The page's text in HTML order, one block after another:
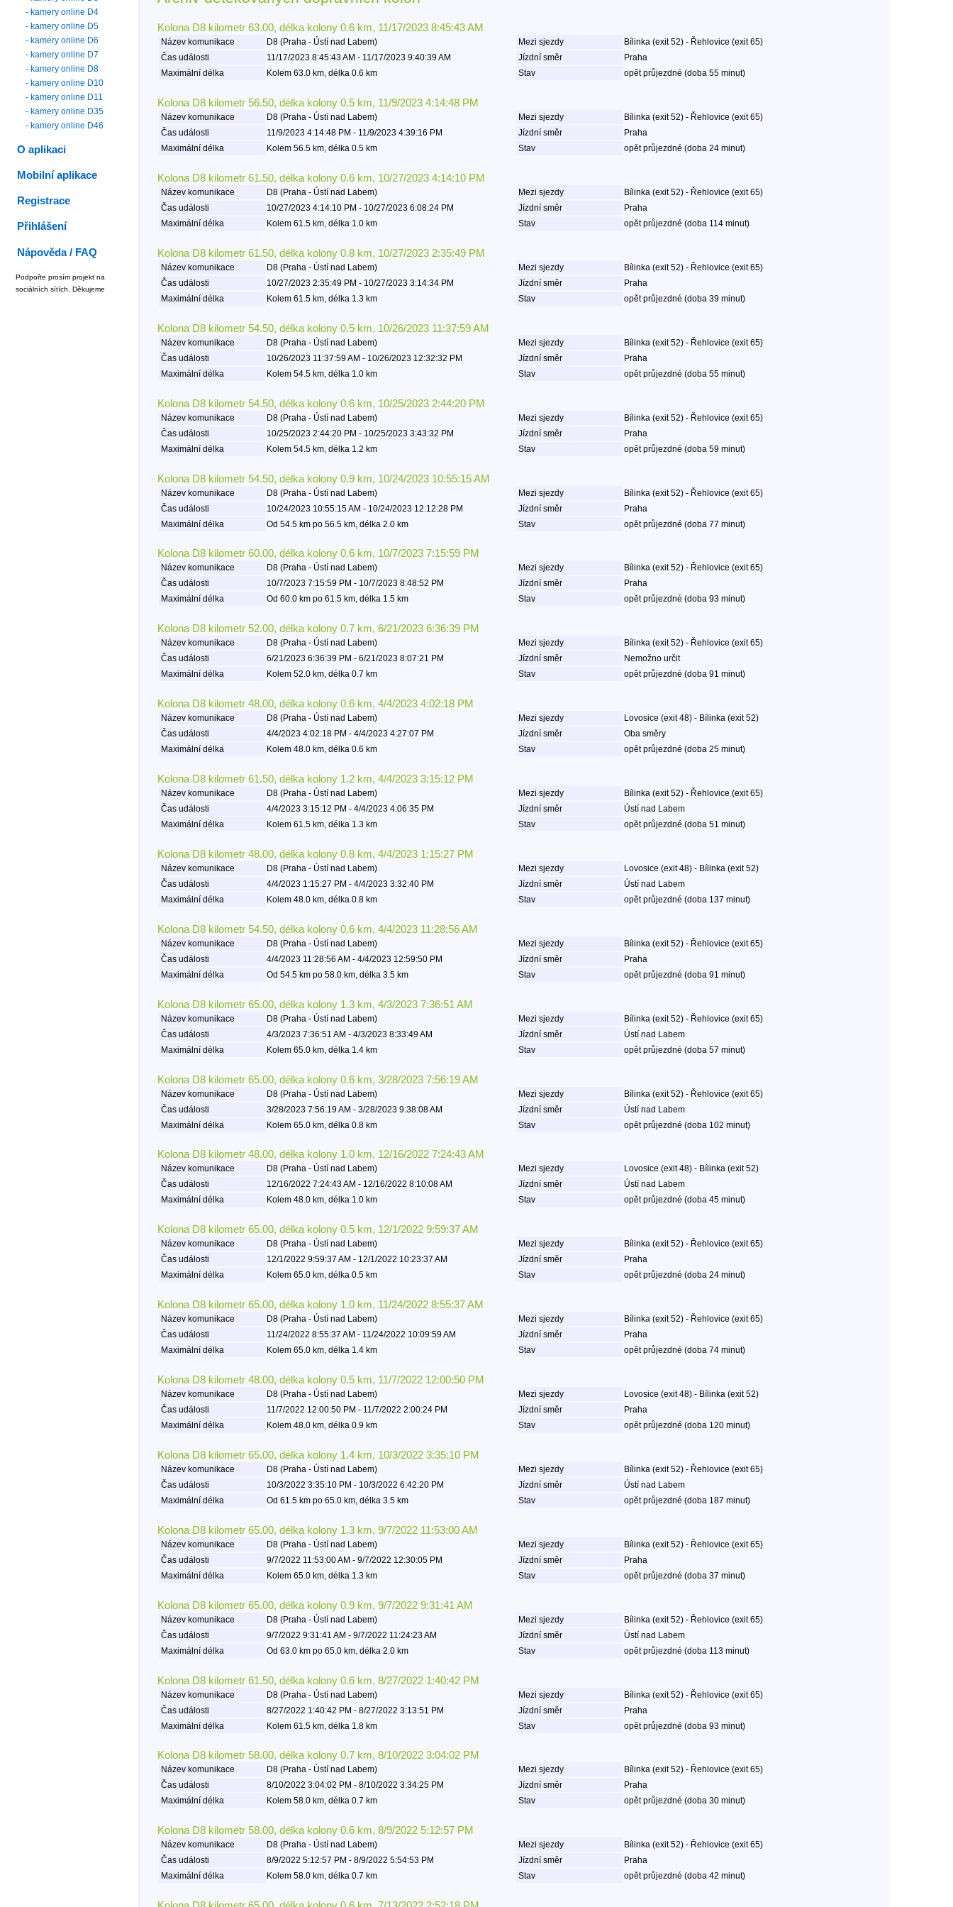
Kolona D8 kilometr 63.00, délka kolony 0.6 km, 11/17/2023 8:45:43 AM
Název komunikace D8 (Praha - Ústí nad Labem) Mezi sjezdy
Bílinka (exit 52) - Řehlovice (exit 65)
Čas události
11/17/2023 8:45:43 AM - 11/17/2023 9:40:39 AM Jízdní směr
Praha
Maximální délka
Kolem 63.0 km, délka 0.6 km Stav opět průjezdné (doba 55 minut)
Kolona D8 kilometr 56.50, délka kolony 0.5 km, 11/9/2023 4:14:48 PM
Název komunikace D8 (Praha - Ústí nad Labem) Mezi sjezdy
Bílinka (exit 52) - Řehlovice (exit 65)
Čas události
11/9/2023 4:14:48 PM - 11/9/2023 4:39:16 PM Jízdní směr
Praha
Maximální délka
Kolem 56.5 km, délka 0.5 km Stav opět průjezdné (doba 24 minut)
Kolona D8 kilometr 61.50, délka kolony 0.6 km, 10/27/2023 4:14:10 PM
Název komunikace D8 (Praha - Ústí nad Labem) Mezi sjezdy
Bílinka (exit 52) - Řehlovice (exit 65)
Čas události
10/27/2023 4:14:10 PM - 10/27/2023 6:08:24 PM Jízdní směr
Praha
Maximální délka
Kolem 61.5 km, délka 1.0 km Stav opět průjezdné (doba 114 minut)
Kolona D8 kilometr 61.50, délka kolony 0.8 km, 10/27/2023 2:35:49 PM
Název komunikace D8 (Praha - Ústí nad Labem) Mezi sjezdy
Bílinka (exit 52) - Řehlovice (exit 65)
Čas události
10/27/2023 2:35:49 PM - 10/27/2023 3:14:34 PM Jízdní směr
Praha
Maximální délka
Kolem 61.5 km, délka 1.3 km Stav opět průjezdné (doba 39 minut)
Kolona D8 kilometr 54.50, délka kolony 0.5 km, 10/26/2023 11:37:59 AM
Název komunikace D8 (Praha - Ústí nad Labem) Mezi sjezdy
Bílinka (exit 52) - Řehlovice (exit 65)
Čas události
10/26/2023 11:37:59 AM - 10/26/2023 12:32:32 PM Jízdní směr
Praha
Maximální délka
Kolem 54.5 km, délka 1.0 km Stav opět průjezdné (doba 55 minut)
Kolona D8 kilometr 54.50, délka kolony 0.6 km, 10/25/2023 2:44:20 PM
Název komunikace D8 (Praha - Ústí nad Labem) Mezi sjezdy
Bílinka (exit 52) - Řehlovice (exit 65)
Čas události
10/25/2023 2:44:20 PM - 10/25/2023 3:43:32 PM Jízdní směr
Praha
Maximální délka
Kolem 54.5 km, délka 1.2 km Stav opět průjezdné (doba 59 minut)
Kolona D8 kilometr 54.50, délka kolony 0.9 km, 10/24/2023 10:55:15 AM
Název komunikace D8 (Praha - Ústí nad Labem) Mezi sjezdy
Bílinka (exit 52) - Řehlovice (exit 65)
Čas události
10/24/2023 10:55:15 AM - 10/24/2023 12:12:28 PM Jízdní směr
Praha
Maximální délka
Od 54.5 km po 56.5 km, délka 2.0 km Stav opět průjezdné (doba 77 minut)
Kolona D8 kilometr 60.00, délka kolony 0.6 km, 10/7/2023 7:15:59 PM
Název komunikace D8 (Praha - Ústí nad Labem) Mezi sjezdy
Bílinka (exit 52) - Řehlovice (exit 65)
Čas události
10/7/2023 7:15:59 PM - 10/7/2023 8:48:52 PM Jízdní směr
Praha
Maximální délka
Od 60.0 km po 61.5 km, délka 1.5 km Stav opět průjezdné (doba 93 minut)
Kolona D8 kilometr 52.00, délka kolony 0.7 km, 6/21/2023 6:36:39 PM
Název komunikace D8 (Praha - Ústí nad Labem) Mezi sjezdy
Bílinka (exit 52) - Řehlovice (exit 65)
Čas události
6/21/2023 6:36:39 PM - 6/21/2023 8:07:21 PM Jízdní směr
Nemožno určit
Maximální délka
Kolem 52.0 km, délka 0.7 km Stav opět průjezdné (doba 91 minut)
Kolona D8 kilometr 48.00, délka kolony 0.6 km, 4/4/2023 4:02:18 PM
Název komunikace D8 (Praha - Ústí nad Labem) Mezi sjezdy
Lovosice (exit 48) - Bílinka (exit 52)
Čas události
4/4/2023 4:02:18 PM - 4/4/2023 4:27:07 PM Jízdní směr
Oba směry
Maximální délka
Kolem 48.0 km, délka 0.6 km Stav opět průjezdné (doba 25 minut)
Kolona D8 kilometr 61.50, délka kolony 1.2 km, 4/4/2023 3:15:12 PM
Název komunikace D8 (Praha - Ústí nad Labem) Mezi sjezdy
Bílinka (exit 52) - Řehlovice (exit 65)
Čas události
4/4/2023 3:15:12 PM - 4/4/2023 4:06:35 PM Jízdní směr
Ústí nad Labem
Maximální délka
Kolem 61.5 km, délka 1.3 km Stav opět průjezdné (doba 51 minut)
Kolona D8 kilometr 48.00, délka kolony 0.8 km, 4/4/2023 1:15:27 PM
Název komunikace D8 (Praha - Ústí nad Labem) Mezi sjezdy
Lovosice (exit 48) - Bílinka (exit 52)
Čas události
4/4/2023 1:15:27 PM - 4/4/2023 3:32:40 PM Jízdní směr
Ústí nad Labem
Maximální délka
Kolem 48.0 km, délka 0.8 km Stav opět průjezdné (doba 137 minut)
Kolona D8 kilometr 54.50, délka kolony 0.6 km, 4/4/2023 11:28:56 AM
Název komunikace D8 (Praha - Ústí nad Labem) Mezi sjezdy
Bílinka (exit 52) - Řehlovice (exit 65)
Čas události
4/4/2023 11:28:56 AM - 4/4/2023 12:59:50 PM Jízdní směr
Praha
Maximální délka
Od 54.5 km po 58.0 km, délka 3.5 km Stav opět průjezdné (doba 91 minut)
Kolona D8 kilometr 65.00, délka kolony 1.3 km, 4/3/2023 7:36:51 AM
Název komunikace D8 (Praha - Ústí nad Labem) Mezi sjezdy
Bílinka (exit 52) - Řehlovice (exit 65)
Čas události
4/3/2023 7:36:51 AM - 4/3/2023 8:33:49 AM Jízdní směr
Ústí nad Labem
Maximální délka
Kolem 65.0 km, délka 1.4 km Stav opět průjezdné (doba 57 minut)
Kolona D8 kilometr 65.00, délka kolony 0.6 km, 3/28/2023 7:56:19 AM
Název komunikace D8 (Praha - Ústí nad Labem) Mezi sjezdy
Bílinka (exit 52) - Řehlovice (exit 65)
Čas události
3/28/2023 7:56:19 AM - 3/28/2023 9:38:08 AM Jízdní směr
Ústí nad Labem
Maximální délka
Kolem 65.0 km, délka 0.8 km Stav opět průjezdné (doba 102 minut)
Kolona D8 kilometr 48.00, délka kolony 1.0 km, 12/16/2022 7:24:43 AM
Název komunikace D8 (Praha - Ústí nad Labem) Mezi sjezdy
Lovosice (exit 48) - Bílinka (exit 52)
Čas události
12/16/2022 7:24:43 AM - 12/16/2022 8:10:08 AM Jízdní směr
Ústí nad Labem
Maximální délka
Kolem 48.0 km, délka 1.0 km Stav opět průjezdné (doba 45 minut)
Kolona D8 kilometr 65.00, délka kolony 0.5 km, 12/1/2022 9:59:37 AM
Název komunikace D8 (Praha - Ústí nad Labem) Mezi sjezdy
Bílinka (exit 52) - Řehlovice (exit 65)
Čas události
12/1/2022 9:59:37 AM - 12/1/2022 10:23:37 AM Jízdní směr
Praha
Maximální délka
Kolem 65.0 km, délka 0.5 km Stav opět průjezdné (doba 24 minut)
Kolona D8 kilometr 65.00, délka kolony 1.0 km, 11/24/2022 8:55:37 AM
Název komunikace D8 (Praha - Ústí nad Labem) Mezi sjezdy
Bílinka (exit 52) - Řehlovice (exit 65)
Čas události
11/24/2022 8:55:37 AM - 11/24/2022 10:09:59 AM Jízdní směr
Praha
Maximální délka
Kolem 65.0 km, délka 1.4 km Stav opět průjezdné (doba 74 minut)
Kolona D8 kilometr 48.00, délka kolony 0.5 km, 11/7/2022 12:00:50 PM
Název komunikace D8 (Praha - Ústí nad Labem) Mezi sjezdy
Lovosice (exit 48) - Bílinka (exit 52)
Čas události
11/7/2022 12:00:50 PM - 11/7/2022 2:00:24 PM Jízdní směr
Praha
Maximální délka
Kolem 48.0 km, délka 0.9 km Stav opět průjezdné (doba 120 minut)
Kolona D8 kilometr 65.00, délka kolony 1.4 km, 10/3/2022 3:35:10 PM
Název komunikace D8 (Praha - Ústí nad Labem) Mezi sjezdy
Bílinka (exit 52) - Řehlovice (exit 65)
Čas události
10/3/2022 3:35:10 PM - 10/3/2022 6:42:20 PM Jízdní směr
Ústí nad Labem
Maximální délka
Od 61.5 km po 65.0 km, délka 3.5 km Stav opět průjezdné (doba 187 minut)
Kolona D8 kilometr 65.00, délka kolony 1.3 km, 9/7/2022 11:53:00 AM
Název komunikace D8 (Praha - Ústí nad Labem) Mezi sjezdy
Bílinka (exit 52) - Řehlovice (exit 65)
Čas události
9/7/2022 11:53:00 AM - 9/7/2022 12:30:05 PM Jízdní směr
Praha
Maximální délka
Kolem 65.0 km, délka 1.3 km Stav opět průjezdné (doba 37 minut)
Kolona D8 kilometr 65.00, délka kolony 0.9 km, 9/7/2022 9:31:41 AM
Název komunikace D8 (Praha - Ústí nad Labem) Mezi sjezdy
Bílinka (exit 52) - Řehlovice (exit 65)
Čas události
9/7/2022 9:31:41 AM - 9/7/2022 11:24:23 AM Jízdní směr
Ústí nad Labem
Maximální délka
Od 63.0 km po 65.0 km, délka 2.0 km Stav opět průjezdné (doba 113 minut)
Kolona D8 kilometr 61.50, délka kolony 0.6 km, 8/27/2022 1:40:42 PM
Název komunikace D8 (Praha - Ústí nad Labem) Mezi sjezdy
Bílinka (exit 52) - Řehlovice (exit 65)
Čas události
8/27/2022 1:40:42 PM - 8/27/2022 3:13:51 PM Jízdní směr
Praha
Maximální délka
Kolem 61.5 km, délka 1.8 km Stav opět průjezdné (doba 93 minut)
Kolona D8 kilometr 58.00, délka kolony 0.7 km, 8/10/2022 3:04:02 PM
Název komunikace D8 (Praha - Ústí nad Labem) Mezi sjezdy
Bílinka (exit 52) - Řehlovice (exit 65)
Čas události
8/10/2022 3:04:02 PM - 8/10/2022 3:34:25 PM Jízdní směr
Praha
Maximální délka
Kolem 58.0 km, délka 0.7 km Stav opět průjezdné (doba 30 minut)
Kolona D8 kilometr 58.00, délka kolony 0.6 km, 8/9/2022 5:12:57 PM
Název komunikace D8 (Praha - Ústí nad Labem) Mezi sjezdy
Bílinka (exit 52) - Řehlovice (exit 65)
Čas události
8/9/2022 5:12:57 PM - 8/9/2022 5:54:53 PM Jízdní směr
Praha
Maximální délka
Kolem 58.0 km, délka 0.7 km Stav opět průjezdné (doba 42 minut)
- kamery online D4
- kamery online D5
- kamery online D6
- kamery online D7
- kamery online D8
- kamery online D10
- kamery online D11
- kamery online D35
- kamery online D46
O aplikaci
Mobilní aplikace
Registrace
Přihlášení
Nápověda / FAQ
Podpořte prosím projekt na
sociálních sítích. Děkujeme